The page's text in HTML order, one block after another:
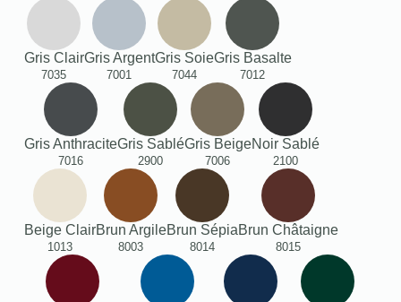
Gris Clair
7035
Gris Argent
7001
Gris Soie
7044
Gris Basalte
7012
Gris Anthracite
7016
Gris Sablé
2900
Gris Beige
7006
Noir Sablé
2100
Beige Clair
1013
Brun Argile
8003
Brun Sépia
8014
Brun Châtaigne
8015